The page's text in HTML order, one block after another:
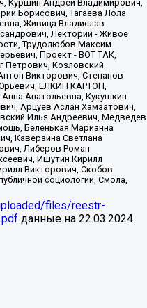
files/reestr-
данные на 22.03.2024